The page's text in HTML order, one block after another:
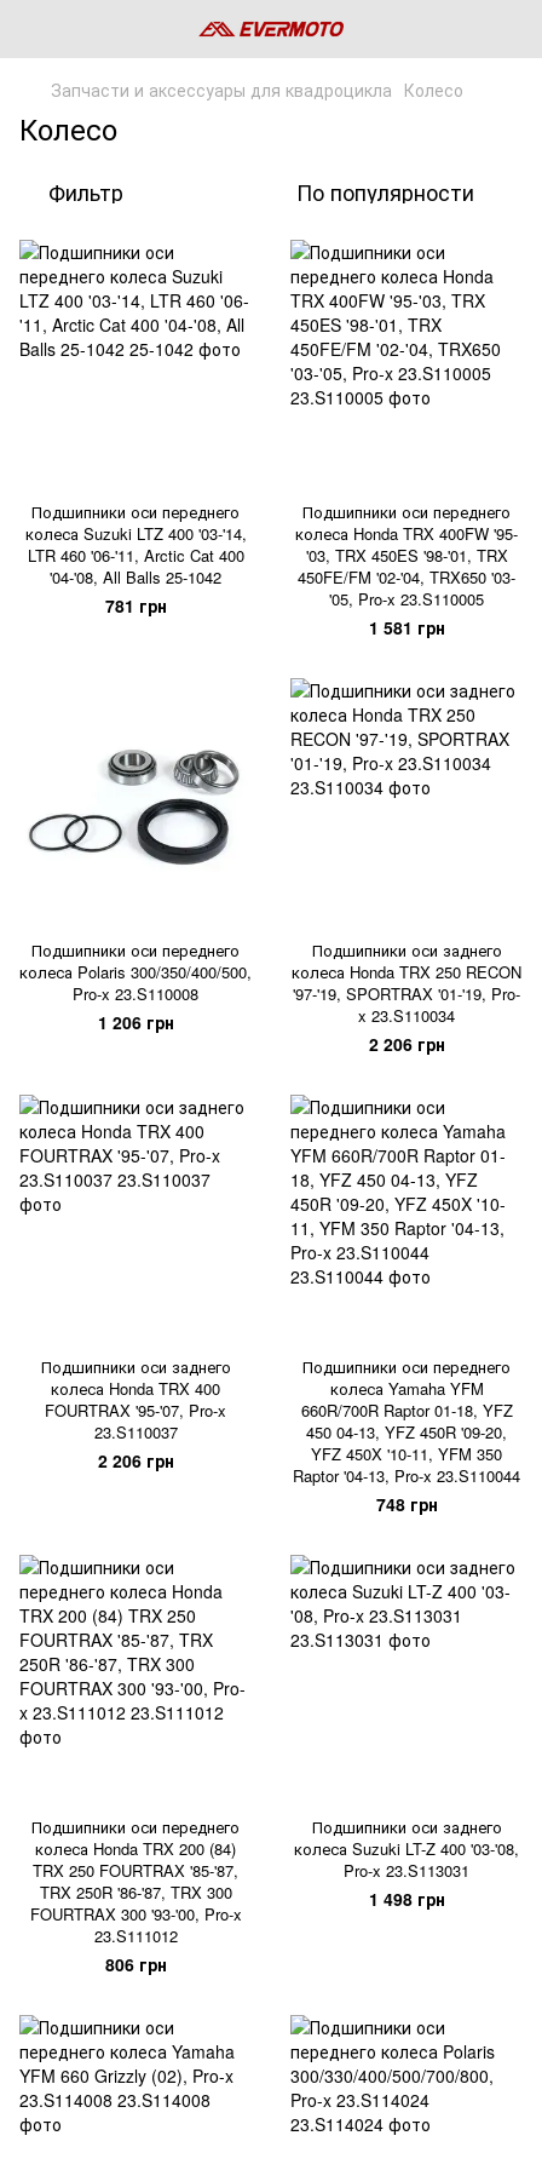
Запчасти и аксессуары для квадроцикла Колесо
Колесо
Фильтр По популярности
Подшипники оси переднего
колеса Suzuki LTZ 400 '03-'14,
LTR 460 '06-'11, Arctic Cat 400
'04-'08, All Balls 25-1042
781 грн
Подшипники оси переднего
колеса Honda TRX 400FW '95-
'03, TRX 450ES '98-'01, TRX
450FE/FM '02-'04, TRX650 '03-
'05, Pro-x 23.S110005
1 581 грн
Подшипники оси переднего
колеса Polaris 300/350/400/500,
Pro-x 23.S110008
1 206 грн
Подшипники оси заднего
колеса Honda TRX 250 RECON
'97-'19, SPORTRAX '01-'19, Pro-
x 23.S110034
2 206 грн
Подшипники оси заднего
колеса Honda TRX 400
FOURTRAX '95-'07, Pro-x
23.S110037
2 206 грн
Подшипники оси переднего
колеса Yamaha YFM
660R/700R Raptor 01-18, YFZ
450 04-13, YFZ 450R '09-20,
YFZ 450X '10-11, YFM 350
Raptor '04-13, Pro-x 23.S110044
748 грн
Подшипники оси переднего
колеса Honda TRX 200 (84)
TRX 250 FOURTRAX '85-'87,
TRX 250R '86-'87, TRX 300
FOURTRAX 300 '93-'00, Pro-x
23.S111012
806 грн
Подшипники оси заднего
колеса Suzuki LT-Z 400 '03-'08,
Pro-x 23.S113031
1 498 грн